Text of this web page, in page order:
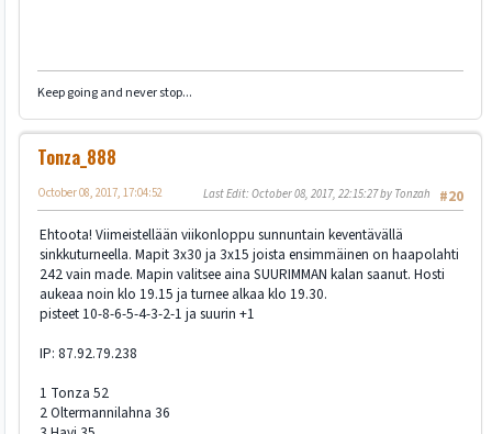
Keep going and never stop...
Tonza_888
#20
October 08, 2017, 17:04:52 Last Edit: October 08, 2017, 22:15:27 by Tonzah
Ehtoota! Viimeistellään viikonloppu sunnuntain keventävällä
sinkkuturneella. Mapit 3x30 ja 3x15 joista ensimmäinen on haapolahti
242 vain made. Mapin valitsee aina SUURIMMAN kalan saanut. Hosti
aukeaa noin klo 19.15 ja turnee alkaa klo 19.30.
pisteet 10-8-6-5-4-3-2-1 ja suurin +1
IP: 87.92.79.238
1 Tonza 52
2 Oltermannilahna 36